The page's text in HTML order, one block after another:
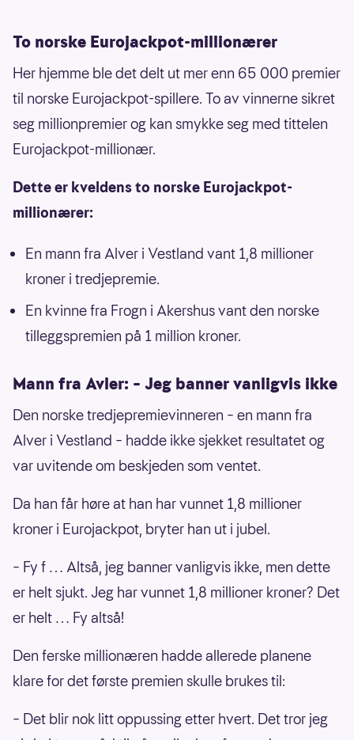
To norske Eurojackpot-millionærer
Her hjemme ble det delt ut mer enn 65 000 premier
til norske Eurojackpot-spillere. To av vinnerne sikret
seg millionpremier og kan smykke seg med tittelen
Eurojackpot-millionær.
Dette er kveldens to norske Eurojackpot-
millionærer:
En mann fra Alver i Vestland vant 1,8 millioner
kroner i tredjepremie.
En kvinne fra Frogn i Akershus vant den norske
tilleggspremien på 1 million kroner.
Mann fra Avler: – Jeg banner vanligvis ikke
Den norske tredjepremievinneren – en mann fra
Alver i Vestland – hadde ikke sjekket resultatet og
var uvitende om beskjeden som ventet.
Da han får høre at han har vunnet 1,8 millioner
kroner i Eurojackpot, bryter han ut i jubel.
– Fy f … Altså, jeg banner vanligvis ikke, men dette
er helt sjukt. Jeg har vunnet 1,8 millioner kroner? Det
er helt … Fy altså!
Den ferske millionæren hadde allerede planene
klare for det første premien skulle brukes til:
– Det blir nok litt oppussing etter hvert. Det tror jeg